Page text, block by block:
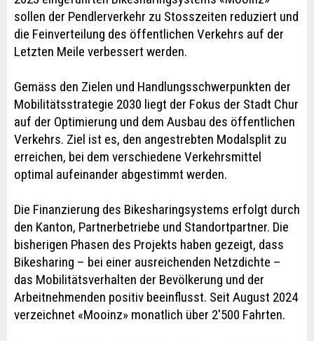
sollen der Pendlerverkehr zu Stosszeiten reduziert und
die Feinverteilung des öffentlichen Verkehrs auf der
Letzten Meile verbessert werden.
Gemäss den Zielen und Handlungsschwerpunkten der
Mobilitätsstrategie 2030 liegt der Fokus der Stadt Chur
auf der Optimierung und dem Ausbau des öffentlichen
Verkehrs. Ziel ist es, den angestrebten Modalsplit zu
erreichen, bei dem verschiedene Verkehrsmittel
optimal aufeinander abgestimmt werden.
Die Finanzierung des Bikesharingsystems erfolgt durch
den Kanton, Partnerbetriebe und Standortpartner. Die
bisherigen Phasen des Projekts haben gezeigt, dass
Bikesharing – bei einer ausreichenden Netzdichte –
das Mobilitätsverhalten der Bevölkerung und der
Arbeitnehmenden positiv beeinflusst. Seit August 2024
verzeichnet «Mooinz» monatlich über 2'500 Fahrten.